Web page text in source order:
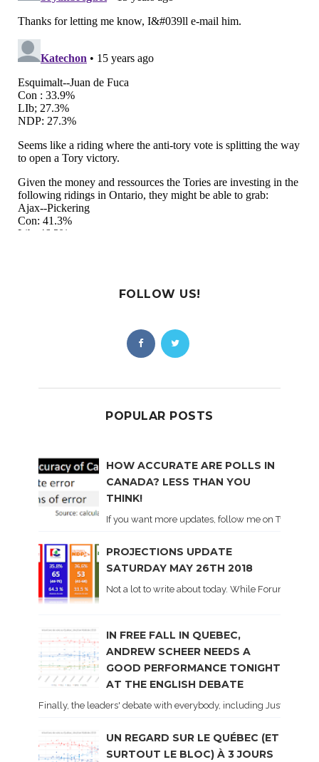
FOLLOW US!
POPULAR POSTS
HOW ACCURATE ARE POLLS IN
CANADA? LESS THAN YOU
THINK!
If you want more updates, follow me on Twitter .
PROJECTIONS UPDATE
SATURDAY MAY 26TH 2018
Not a lot to write about today. While Forum did
IN FREE FALL IN QUEBEC,
ANDREW SCHEER NEEDS A
GOOD PERFORMANCE TONIGHT
AT THE ENGLISH DEBATE
Finally, the leaders' debate with everybody, including Justin
UN REGARD SUR LE QUÉBEC (ET
SURTOUT LE BLOC) À 3 JOURS